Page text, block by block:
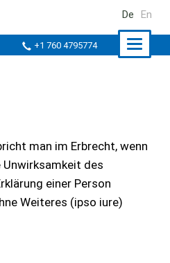
+1 760 4795774
De En
man im Erbrecht, wenn
des
einer Person
Weiteres (ipso iure)